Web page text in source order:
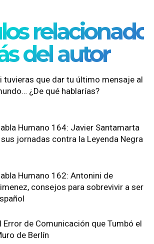
del autor
tuvieras que dar tu último mensaje al
¿De qué hablarías?
Humano 164: Javier Santamarta
jornadas contra la Leyenda Negra
Humano 162: Antonini de
consejos para sobrevivir a ser
Error de Comunicación que Tumbó el
de Berlín